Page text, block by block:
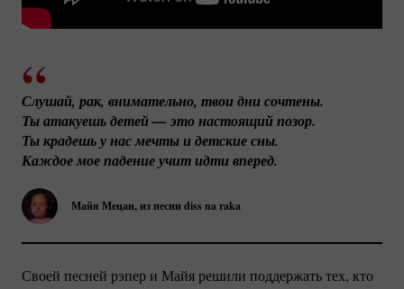
Майя Мецан, из песни diss na raka
Ты атакуешь детей — это настоящий позор.
Ты крадешь у нас мечты и детские сны.
Каждое мое падение учит идти вперед.
Своей песней рэпер и Майя решили поддержать тех, кто